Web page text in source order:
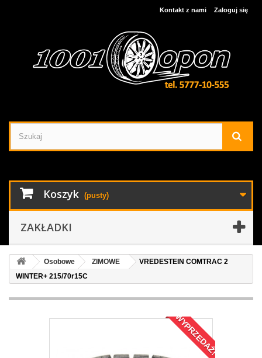
Zaloguj się
Kontakt z nami
Koszyk (pusty)
ZAKŁADKI
Osobowe ZIMOWE
VREDESTEIN COMTRAC 2
WINTER+ 215/70r15C
WYPRZEDAŻ!